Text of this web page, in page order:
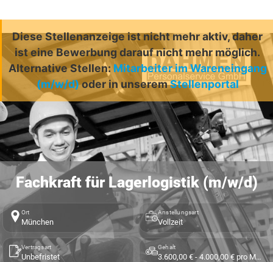
Diese Stellenanzeige ist nicht mehr aktiv, daher
ist eine Bewerbung darauf nicht mehr möglich.
Alternative Stellen: Mitarbeiter im Wareneingang
(m/w/d)oder in unseremStellenportal
Fachkraft für Lagerlogistik (m/w/d)
Ort
München
Anstellungsart
Vollzeit
Vertragsart
Unbefristet
Gehalt
3.600,00 € - 4.000,00 € pro Monat